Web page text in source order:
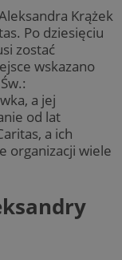
Krążek
Po dziesięciu
zostać
wskazano
a jej
od lat
a ich
organizacji wiele